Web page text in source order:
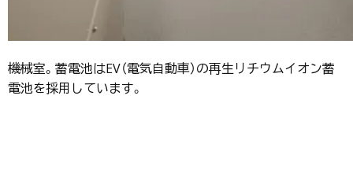
機械室。蓄電池はEV（電気自動車）の再生リチウムイオン蓄
電池を採用しています。